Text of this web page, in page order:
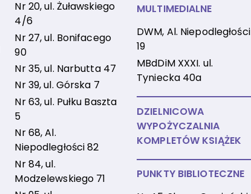
Nr 20, ul. Żuławskiego
4/6
Nr 27, ul. Bonifacego
90
Nr 35, ul. Narbutta 47
Nr 39, ul. Górska 7
Nr 63, ul. Pułku Baszta
5
Nr 68, Al.
Niepodległości 82
Nr 84, ul.
Modzelewskiego 71
MULTIMEDIALNE
DWM, Al. Niepodległości
19
MBdDiM XXXI. ul.
Tyniecka 40a
DZIELNICOWA
WYPOŻYCZALNIA
KOMPLETÓW KSIĄŻEK
PUNKTY BIBLIOTECZNE